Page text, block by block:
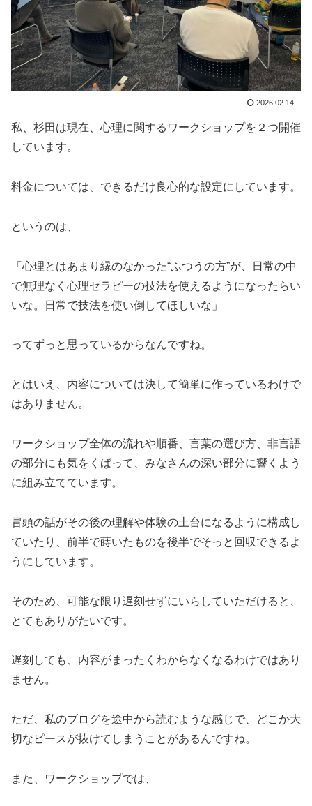
2026.02.14
私、杉田は現在、心理に関するワークショップを２つ開催
しています。
料金については、できるだけ良心的な設定にしています。
というのは、
「心理とはあまり縁のなかった“ふつうの方”が、日常の中
で無理なく心理セラピーの技法を使えるようになったらい
いな。日常で技法を使い倒してほしいな」
ってずっと思っているからなんですね。
とはいえ、内容については決して簡単に作っているわけで
はありません。
ワークショップ全体の流れや順番、言葉の選び方、非言語
の部分にも気をくばって、みなさんの深い部分に響くよう
に組み立てています。
冒頭の話がその後の理解や体験の土台になるように構成し
ていたり、前半で蒔いたものを後半でそっと回収できるよ
うにしています。
そのため、可能な限り遅刻せずにいらしていただけると、
とてもありがたいです。
遅刻しても、内容がまったくわからなくなるわけではあり
ません。
ただ、私のブログを途中から読むような感じで、どこか大
切なピースが抜けてしまうことがあるんですね。
また、ワークショップでは、